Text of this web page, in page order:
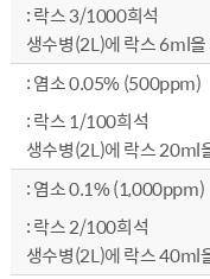
락스 3/1000희석
생수병(2L)에 락스 6ml
염소 0.05% (500ppm)
락스 1/100희석
생수병(2L)에 락스 20ml
염소 0.1% (1,000ppm)
락스 2/100희석
생수병(2L)에 락스 40ml